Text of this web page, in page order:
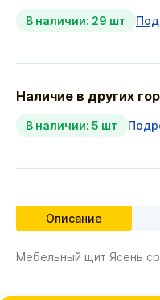
В наличии: 29 шт
Наличие в других
В наличии: 5 шт
Описание
Мебельный щит Ясень